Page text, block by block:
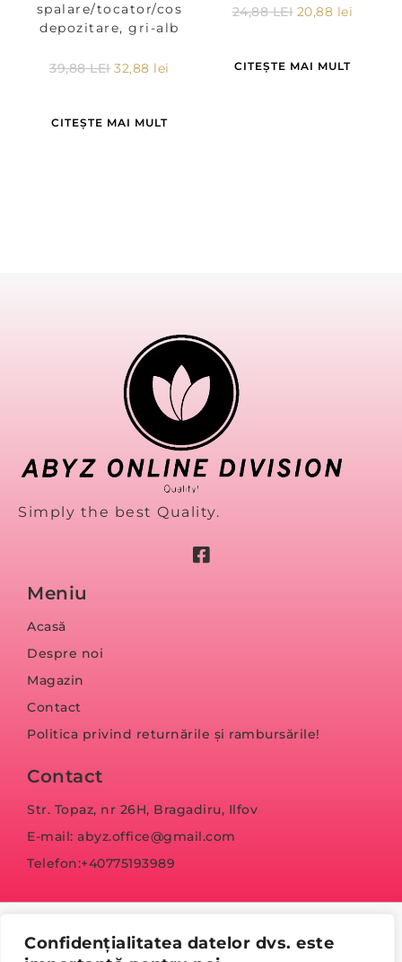
Confidențialitatea datelor dvs. este
spalare/tocator/cos
depozitare, gri-alb
39,88LEI 32,88 lei
CITEȘTE MAI MULT
24,88LEI 20,88 lei
CITEȘTE MAI MULT
Simply the best Quality.
Meniu
Acasă
Despre noi
Magazin
Contact
Politica privind returnările și rambursările!
Contact
Str. Topaz, nr 26H, Bragadiru, Ilfov
E-mail: abyz.office@gmail.com
Telefon:+40775193989